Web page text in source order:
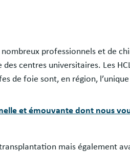
professionnels et de
des centres universitaires. Les
de foie sont, en région,
et émouvante dont nous
mais également